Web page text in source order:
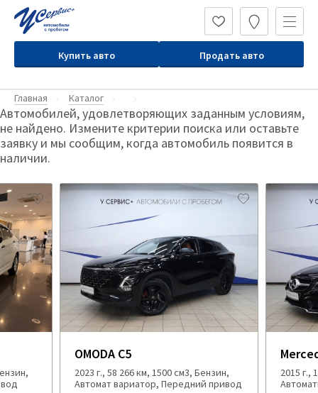
Купить авто Продать авто
Главная Каталог
Автомобилей, удовлетворяющих заданным условиям,
не найдено. Измените критерии поиска или оставьте
заявку и мы сообщим, когда автомобиль появится в
наличии.
OMODA C5
2023 г., 58 266 км, 1500 см3, Бензин,
Автомат вариатор, Передний привод
2015 г.,